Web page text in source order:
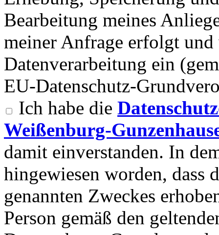
Bearbeitung meines
meiner Anfrage erfolgt
Datenverarbeitung ein
EU-Datenschutz-
Ich habe die
Weißenburg-
damit einverstanden. In
hingewiesen worden, dass
genannten Zweckes
Person gemäß den